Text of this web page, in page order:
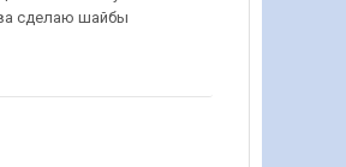
сделаю шайбы